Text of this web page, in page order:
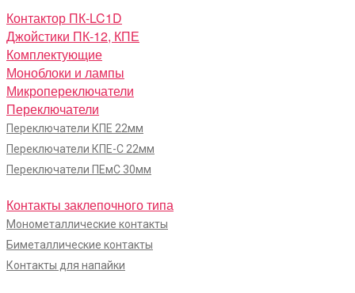
Контактор ПК-LC1D
Джойстики ПК-12, КПЕ
Комплектующие
Моноблоки и лампы
Микропереключатели
Переключатели
Переключатели КПЕ 22мм
Переключатели КПЕ-С 22мм
Переключатели ПЕмС 30мм
Контакты заклепочного типа
Монометаллические контакты
Биметаллические контакты
Контакты для напайки